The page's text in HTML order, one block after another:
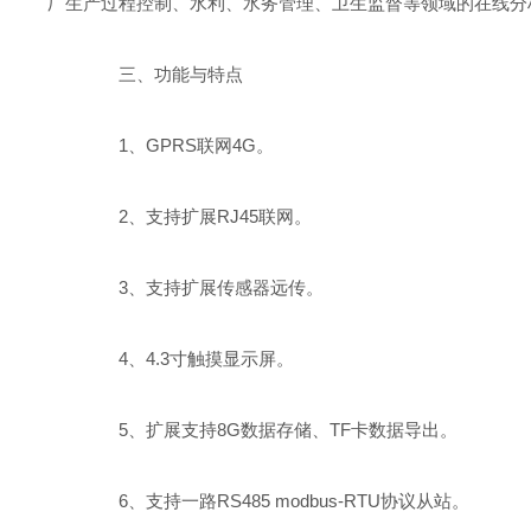
三、功能与特点
1、GPRS联网4G。
2、支持扩展RJ45联网。
3、支持扩展传感器远传。
4、4.3寸触摸显示屏。
5、扩展支持8G数据存储、TF卡数据导出。
6、支持一路RS485 modbus-RTU协议从站。